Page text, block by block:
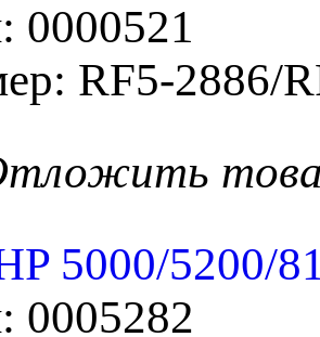
0000521
RF5-2886/
5000/5200/
0005282